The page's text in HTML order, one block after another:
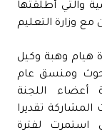
والتي أطلقتها
مع وزارة التعليم
هيام وهبة وكيل
ومنسق عام
أعضاء اللجنة
تقديرا
استمرت لفترة